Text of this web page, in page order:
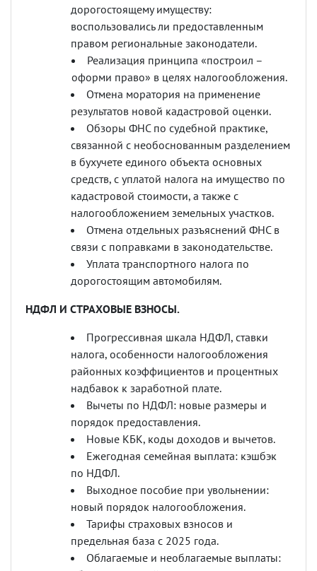
дорогостоящему имуществу:
воспользовались ли предоставленным
правом региональные законодатели.
Реализация принципа «построил –
оформи право» в целях налогообложения.
Отмена моратория на применение
результатов новой кадастровой оценки.
Обзоры ФНС по судебной практике,
связанной с необоснованным разделением
в бухучете единого объекта основных
средств, с уплатой налога на имущество по
кадастровой стоимости, а также с
налогообложением земельных участков.
Отмена отдельных разъяснений ФНС в
связи с поправками в законодательстве.
Уплата транспортного налога по
дорогостоящим автомобилям.
НДФЛ И СТРАХОВЫЕ ВЗНОСЫ.
Прогрессивная шкала НДФЛ, ставки
налога, особенности налогообложения
районных коэффициентов и процентных
надбавок к заработной плате.
Вычеты по НДФЛ: новые размеры и
порядок предоставления.
Новые КБК, коды доходов и вычетов.
Ежегодная семейная выплата: кэшбэк
по НДФЛ.
Выходное пособие при увольнении:
новый порядок налогообложения.
Тарифы страховых взносов и
предельная база с 2025 года.
Облагаемые и необлагаемые выплаты: